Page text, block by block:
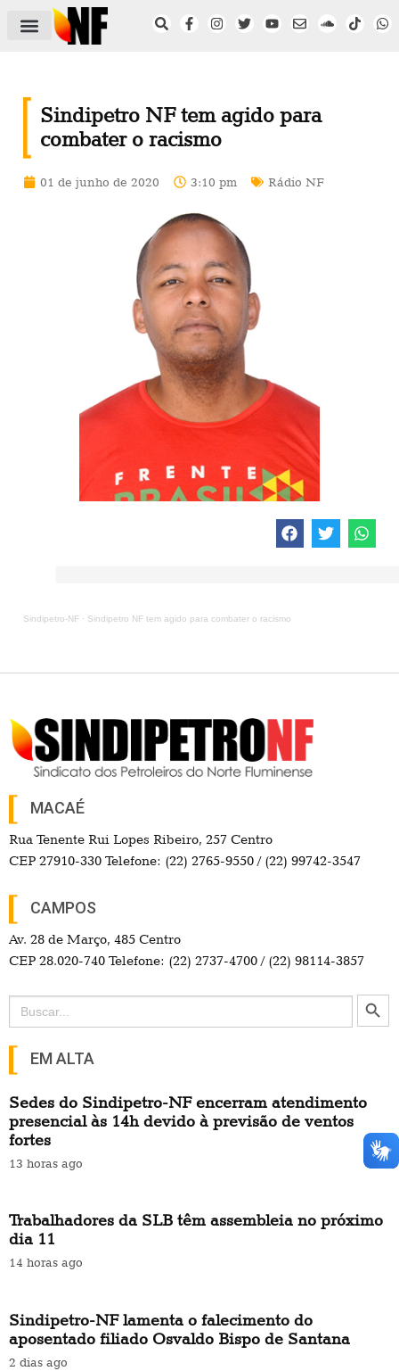
Sindipetro NF tem agido para
combater o racismo
01 de junho de 2020 3:10 pm Rádio NF
Sindipetro-NF · Sindipetro NF tem agido para combater o racismo
MACAÉ
Rua Tenente Rui Lopes Ribeiro, 257 Centro
CEP 27910-330 Telefone: (22) 2765-9550 / (22) 99742-3547
CAMPOS
Av. 28 de Março, 485 Centro
CEP 28.020-740 Telefone: (22) 2737-4700 / (22) 98114-3857
Search
for:
Search Button
EM ALTA
Sedes do Sindipetro-NF encerram atendimento
presencial às 14h devido à previsão de ventos
fortes
13 horas ago
Trabalhadores da SLB têm assembleia no próximo
dia 11
14 horas ago
Sindipetro-NF lamenta o falecimento do
aposentado filiado Osvaldo Bispo de Santana
2 dias ago